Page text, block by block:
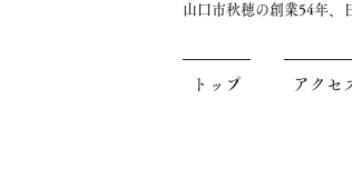
山口市秋穂の創業54年、
トップ アクセ